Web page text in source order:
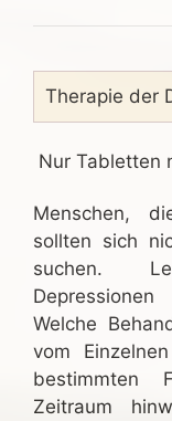
Therapie der
Nur Tabletten
Menschen,
sollten sich
suchen.
Welche
vom
bestimmten
Zeitraum